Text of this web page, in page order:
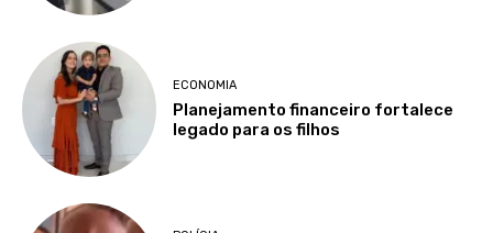
ECONOMIA
Planejamento financeiro fortalece
legado para os filhos